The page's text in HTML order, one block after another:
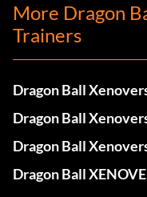
More Dragon
Trainers
Dragon Ball
Dragon Ball
Dragon Ball
Dragon Ball